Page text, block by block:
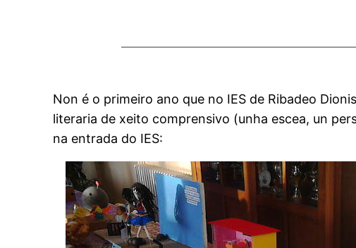
Non é o primeiro ano que no IES de Ribadeo
literaria de xeito comprensivo (unha escea, un
na entrada do IES: